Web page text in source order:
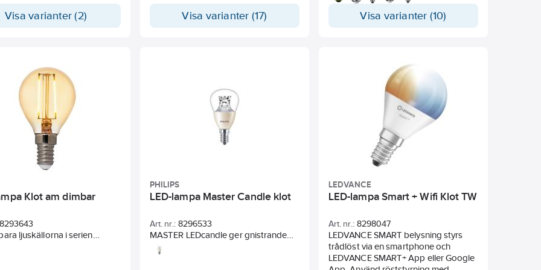
ljus ner mot sockeln, vilket är
egenskap i armaturer där
dekorativ textilsladd. De
som kan dimmas med LED-
är märkta med en DIM-symbol
De miljövänliga
är
Färgen anger vilken typ
som ljuskällan
vilket underlättar valet för
Även den tekniska
Visa varianter (2)
glödlampa eller halogenlampa. Bra
Visa varianter (17)
stämningsfullt ljus.
Visa varianter (10)
Klot am dimbar
8293643
ljuskällorna i serien
stämningsfulla
men i en modern
PHILIPS
LED-lampa Master Candle klot
Art. nr.: 8296533
MASTER LEDcandle ger gnistrande
ljuseffekter som påminner om de från
klassiska glödlampor och passar
LEDVANCE
LED-lampa Smart + Wifi Klot TW
Art. nr.: 8298047
LEDVANCE SMART belysning styrs
trådlöst via en smartphone och
LEDVANCE SMART+ App eller Google